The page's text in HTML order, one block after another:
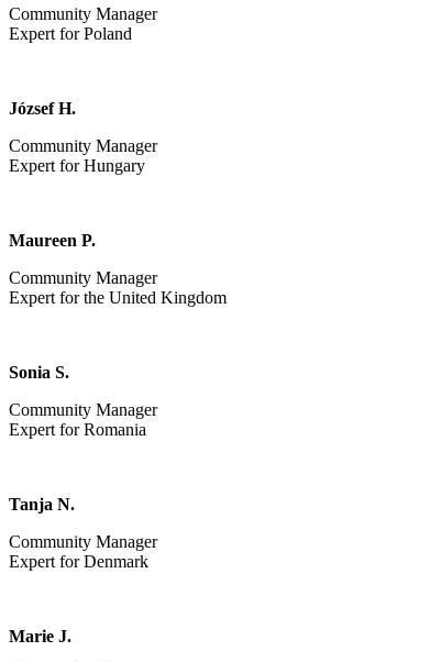
Community Manager
Expert for Poland
József H.
Community Manager
Expert for Hungary
Maureen P.
Community Manager
Expert for the United Kingdom
Sonia S.
Community Manager
Expert for Romania
Tanja N.
Community Manager
Expert for Denmark
Marie J.